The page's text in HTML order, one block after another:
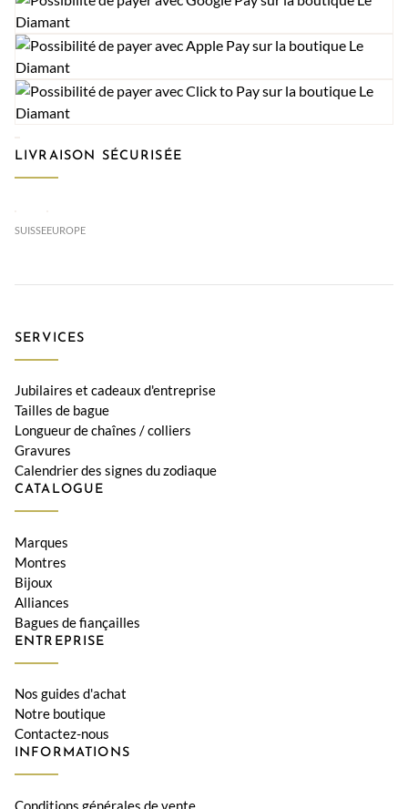
LIVRAISON SÉCURISÉE
SUISSEEUROPE
SERVICES
Jubilaires et cadeaux d'entreprise
Tailles de bague
Longueur de chaînes / colliers
Gravures
Calendrier des signes du zodiaque
CATALOGUE
Marques
Montres
Bijoux
Alliances
Bagues de fiançailles
ENTREPRISE
Nos guides d'achat
Notre boutique
Contactez-nous
INFORMATIONS
Conditions générales de vente